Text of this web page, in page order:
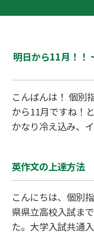
明日から11月！！
こんばんは！ 個別
から11月ですね！
かなり冷え込み、
試まで試験三昧で
力テスト、期末試
点のカギと言われ
は、「こんだけ受
わからない」とい
英作文の上達方法
こんにちは、個別
県県立高校入試ま
た。大学入試共通